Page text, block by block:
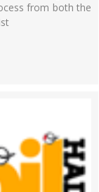
from both the